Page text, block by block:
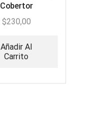
Cobertor
$230,00
Añadir Al
Carrito